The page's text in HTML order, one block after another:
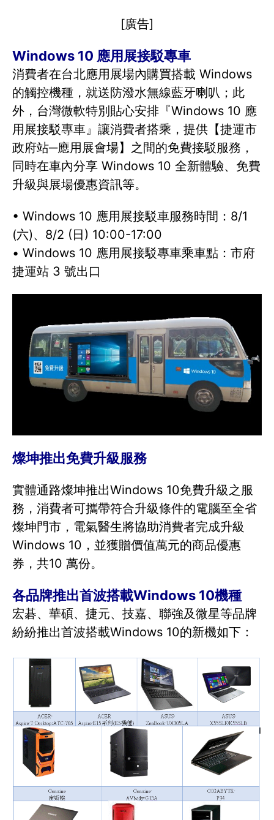
[廣告]
Windows 10 應用展接駁專車
消費者在台北應用展場內購買搭載 Windows
的觸控機種，就送防潑水無線藍牙喇叭；此
外，台灣微軟特別貼心安排『Windows 10 應
用展接駁專車』讓消費者搭乘，提供【捷運市
政府站─應用展會場】之間的免費接駁服務，
同時在車內分享 Windows 10 全新體驗、免費
升級與展場優惠資訊等。
• Windows 10 應用展接駁車服務時間：8/1
(六)、8/2 (日) 10:00-17:00
• Windows 10 應用展接駁專車乘車點：市府
捷運站 3 號出口
燦坤推出免費升級服務
實體通路燦坤推出Windows 10免費升級之服
務，消費者可攜帶符合升級條件的電腦至全省
燦坤門市，電氣醫生將協助消費者完成升級
Windows 10，並獲贈價值萬元的商品優惠
券，共10 萬份。
各品牌推出首波搭載Windows 10機種
宏碁、華碩、捷元、技嘉、聯強及微星等品牌
紛紛推出首波搭載Windows 10的新機如下：